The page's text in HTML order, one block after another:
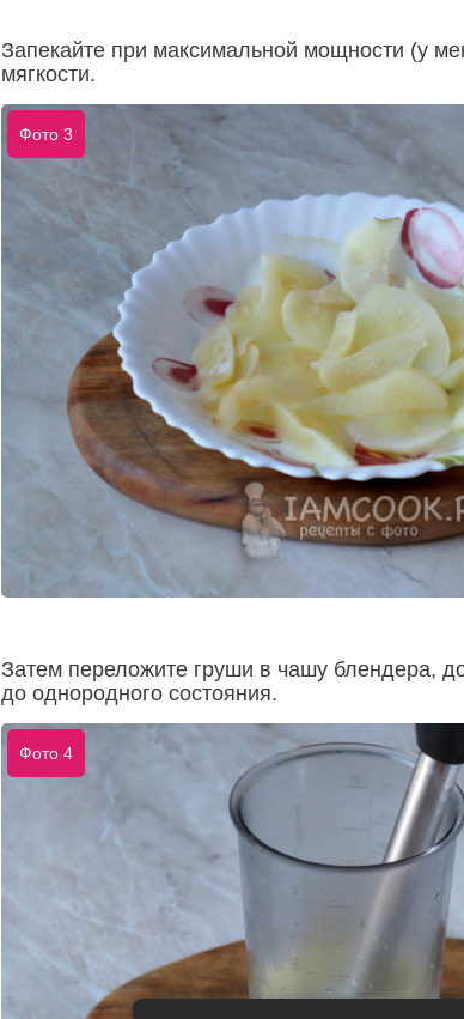
Запекайте при максимальной мощности (у
мягкости.
Фото 3
Затем переложите груши в чашу блендера,
до однородного состояния.
Фото 4